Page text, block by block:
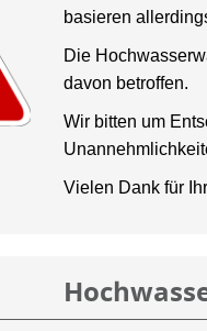
basieren
Die
davon betroffen.
Wir bitten um
Vielen Dank für